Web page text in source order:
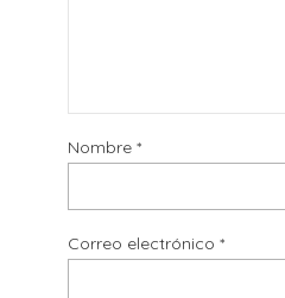
Nombre *
Correo electrónico *